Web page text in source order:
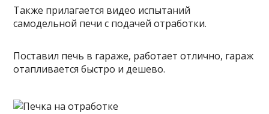
Также прилагается видео испытаний
самодельной печи с подачей отработки.
Поставил печь в гараже, работает отлично, гараж
отапливается быстро и дешево.